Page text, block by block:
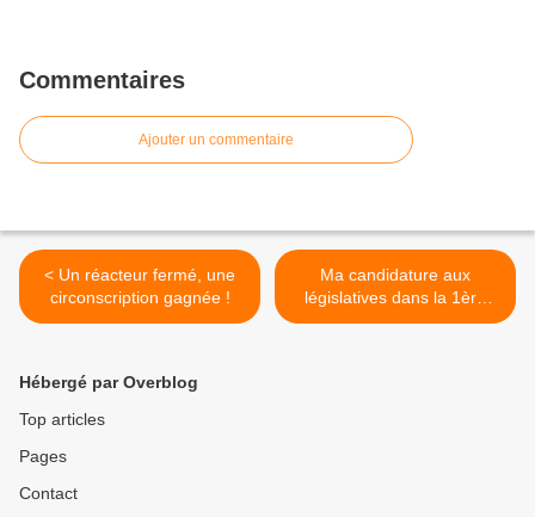
Commentaires
Ajouter un commentaire
< Un réacteur fermé, une
circonscription gagnée !
Ma candidature aux
législatives dans la 1ère
circonscription de la
Hébergé par Overblog
Top articles
Pages
Contact